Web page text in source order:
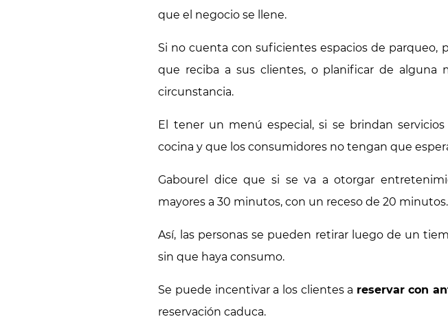
que el negocio se llene.
Si no cuenta con suficientes espacios de parqueo,
que reciba a sus clientes, o planificar de alguna
circunstancia.
El tener un menú especial, si se brindan
cocina y que los consumidores no tengan que
Gabourel dice que si se va a otorgar
mayores a 30 minutos, con un receso de 20 minutos.
Así, las personas se pueden retirar luego de un
sin que haya consumo.
Se puede incentivar a los clientes a reservar con
reservación caduca.